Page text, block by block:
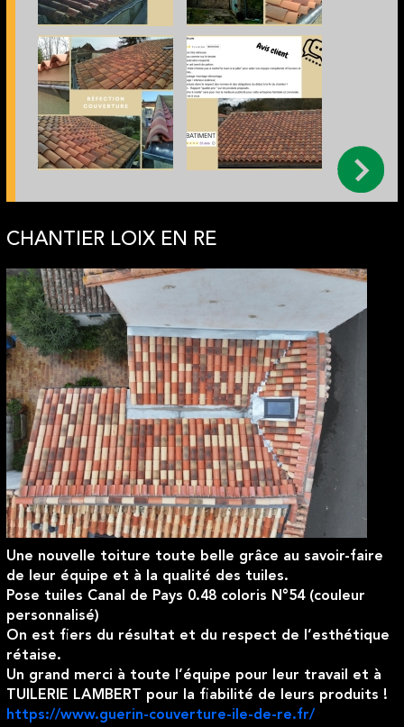
CHANTIER LOIX EN RE
Une nouvelle toiture toute belle grâce au savoir-faire
de leur équipe et à la qualité des tuiles.
Pose tuiles Canal de Pays 0.48 coloris N°54 (couleur
personnalisé)
On est fiers du résultat et du respect de l’esthétique
rétaise.
Un grand merci à toute l’équipe pour leur travail et à
TUILERIE LAMBERT pour la fiabilité de leurs produits !
https://www.guerin-couverture-ile-de-re.fr/